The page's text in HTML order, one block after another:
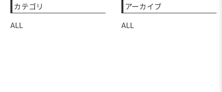
カテゴリ
ALL
アーカイブ
ALL